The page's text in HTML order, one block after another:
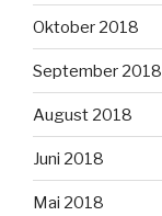
Oktober 2018
September 2018
August 2018
Juni 2018
Mai 2018